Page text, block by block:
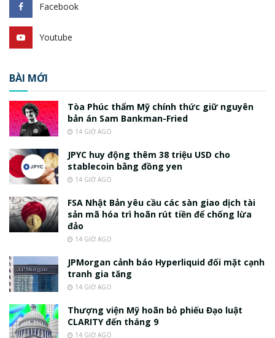
Facebook
Youtube
BÀI MỚI
Tòa Phúc thẩm Mỹ chính thức giữ nguyên
bản án Sam Bankman-Fried
14 GIỜ AGO
JPYC huy động thêm 38 triệu USD cho
stablecoin bằng đồng yen
14 GIỜ AGO
FSA Nhật Bản yêu cầu các sàn giao dịch tài
sản mã hóa trì hoãn rút tiền để chống lừa
đảo
14 GIỜ AGO
JPMorgan cảnh báo Hyperliquid đối mặt cạnh
tranh gia tăng
14 GIỜ AGO
Thượng viện Mỹ hoãn bỏ phiếu Đạo luật
CLARITY đến tháng 9
14 GIỜ AGO